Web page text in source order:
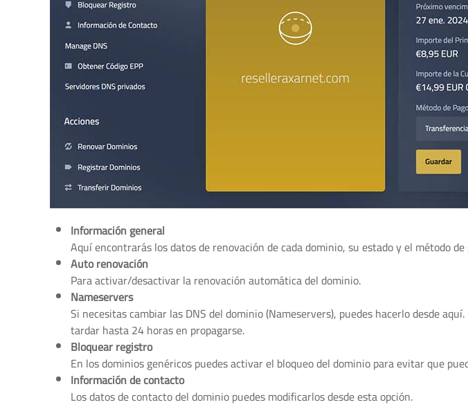
Información general
Aquí encontrarás los datos de renovación de cada dominio, su estado y el método
Auto renovación
Para activar/desactivar la renovación automática del dominio.
Nameservers
Si necesitas cambiar las DNS del dominio (Nameservers), puedes hacerlo desde
tardar hasta 24 horas en propagarse.
Bloquear registro
En los dominios genéricos puedes activar el bloqueo del dominio para evitar que
Información de contacto
Los datos de contacto del dominio puedes modificarlos desde esta opción.